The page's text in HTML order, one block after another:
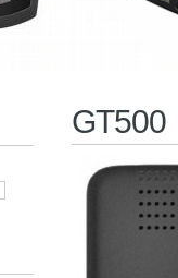
GT500